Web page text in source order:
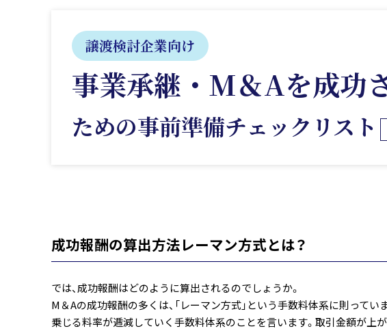
譲渡検討企業向け
事業承継・M＆Aを成功
ための事前準備チェックリスト
成功報酬の算出方法レーマン方式とは？
では、成功報酬はどのように算出されるのでしょうか。
M＆Aの成功報酬の多くは、「レーマン方式」という手数料体系に則って
乗じる料率が逓減していく手数料体系のことを言います。取引金額が上